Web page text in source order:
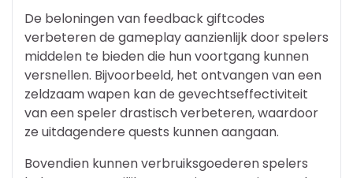
De beloningen van feedback giftcodes
verbeteren de gameplay aanzienlijk door spelers
middelen te bieden die hun voortgang kunnen
versnellen. Bijvoorbeeld, het ontvangen van een
zeldzaam wapen kan de gevechtseffectiviteit
van een speler drastisch verbeteren, waardoor
ze uitdagendere quests kunnen aangaan.
Bovendien kunnen verbruiksgoederen spelers